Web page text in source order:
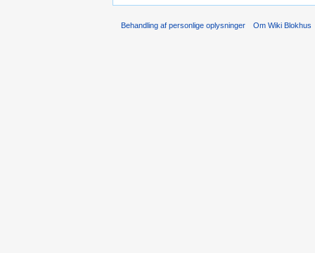
Behandling af personlige oplysninger Om Wiki Blokhus